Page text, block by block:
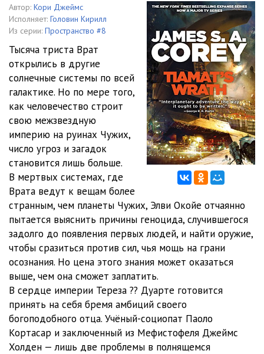
Гнев Тиамат - 06 Глава 5. Элви 21:16
Гнев Тиамат - 07 Глава 6. Алекс 18:29
Гнев Тиамат - 08 Глава 7. Бобби 20:00
Гнев Тиамат - 09 Глава 8. Наоми 18:58
Гнев Тиамат - 10 Глава 9. Тереза 21:53
Гнев Тиамат - 11 Глава 10. Элви 21:37
Гнев Тиамат - 12 Глава 11. Алекс 20:08
Гнев Тиамат - 14 Глава 13. Наоми
Гнев Тиамат - 15 Глава 14. Тереза 23:17
Гнев Тиамат - 16 Глава 15. Наоми 20:53
Гнев Тиамат - 17 Глава 16. Элви 17:19
Гнев Тиамат - 18 Глава 17. Алекс
Гнев Тиамат - 19 Глава 18. Наоми
Гнев Тиамат - 20 Глава 19. Элви 19:33
Автор: Кори Джеймс
Исполняет: Головин Кирилл
Из серии: Пространство #8
Тысяча триста Врат
открылись в другие
солнечные системы по всей
галактике. Но по мере того,
как человечество строит
свою межзвездную
империю на руинах Чужих,
число угроз и загадок
становится лишь больше.
В мертвых системах, где
Врата ведут к вещам более
странным, чем планеты Чужих, Элви Окойе отчаянно
пытается выяснить причины геноцида, случившегося
задолго до появления первых людей, и найти оружие,
чтобы сразиться против сил, чья мощь на грани
осознания. Но цена этого знания может оказаться
выше, чем она сможет заплатить.
В сердце империи Тереза ?? Дуарте готовится
принять на себя бремя амбиций своего
богоподобного отца. Учёный-социопат Паоло
Кортасар и заключенный из Мефистофеля Джеймс
Холден — лишь две проблемы в полнящемся